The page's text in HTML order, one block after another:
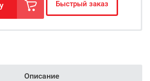
Быстрый заказ
Описание